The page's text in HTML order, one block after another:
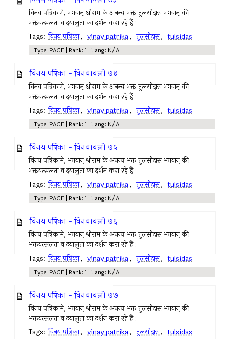
विनय पत्रिकामे, भगवान् श्रीराम के अनन्य भक्त तुलसीदास भगवान् की
भक्तवत्सलता व दयालुता का दर्शन करा रहे हैं।
Tags: विनय पत्रिका, vinay patrika, तुलसीदास, tulsidas
Type: PAGE | Rank: 1 | Lang: N/A
विनय पत्रिका - विनयावली ७४
विनय पत्रिकामे, भगवान् श्रीराम के अनन्य भक्त तुलसीदास भगवान् की
भक्तवत्सलता व दयालुता का दर्शन करा रहे हैं।
Tags: विनय पत्रिका, vinay patrika, तुलसीदास, tulsidas
Type: PAGE | Rank: 1 | Lang: N/A
विनय पत्रिका - विनयावली ७५
विनय पत्रिकामे, भगवान् श्रीराम के अनन्य भक्त तुलसीदास भगवान् की
भक्तवत्सलता व दयालुता का दर्शन करा रहे हैं।
Tags: विनय पत्रिका, vinay patrika, तुलसीदास, tulsidas
Type: PAGE | Rank: 1 | Lang: N/A
विनय पत्रिका - विनयावली ७६
विनय पत्रिकामे, भगवान् श्रीराम के अनन्य भक्त तुलसीदास भगवान् की
भक्तवत्सलता व दयालुता का दर्शन करा रहे हैं।
Tags: विनय पत्रिका, vinay patrika, तुलसीदास, tulsidas
Type: PAGE | Rank: 1 | Lang: N/A
विनय पत्रिका - विनयावली ७७
विनय पत्रिकामे, भगवान् श्रीराम के अनन्य भक्त तुलसीदास भगवान् की
भक्तवत्सलता व दयालुता का दर्शन करा रहे हैं।
Tags: विनय पत्रिका, vinay patrika, तुलसीदास, tulsidas